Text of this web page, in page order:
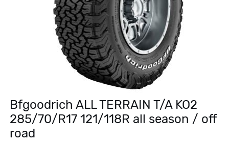
Bfgoodrich ALL TERRAIN T/A KO2
285/70/R17 121/118R all season / off
road